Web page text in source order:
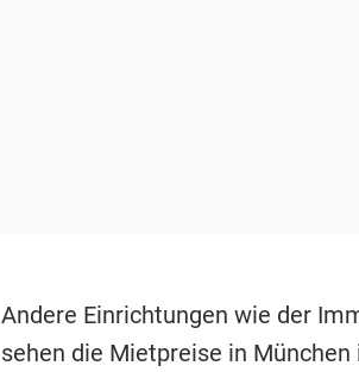
Andere Einrichtungen wie der
sehen die Mietpreise in